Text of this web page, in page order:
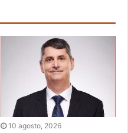
10 agosto, 2026